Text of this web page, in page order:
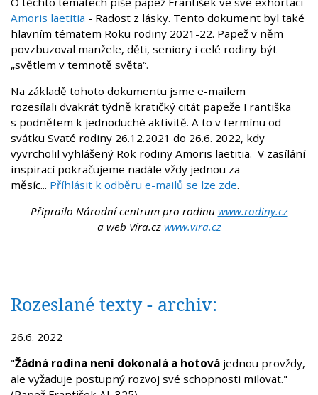
Amoris laetitia - Radost z lásky. Tento dokument byl také
hlavním tématem Roku rodiny 2021-22. Papež v něm
povzbuzoval manžele, děti, seniory i celé rodiny být
„světlem v temnotě světa“.
Na základě tohoto dokumentu jsme e-mailem
rozesílali dvakrát týdně kratičký citát papeže Františka
s podnětem k jednoduché aktivitě. A to v termínu od
svátku Svaté rodiny 26.12.2021 do 26.6. 2022, kdy
vyvrcholil vyhlášený Rok rodiny Amoris laetitia. V zasílání
inspirací pokračujeme nadále vždy jednou za
měsíc... Příhlásit k odběru e-mailů se lze zde.
Připrailo Národní centrum pro rodinu www.rodiny.cz
a web Víra.cz www.vira.cz
Rozeslané texty - archiv:
26.6. 2022
"Žádná rodina není dokonalá a hotová jednou provždy,
ale vyžaduje postupný rozvoj své schopnosti milovat."